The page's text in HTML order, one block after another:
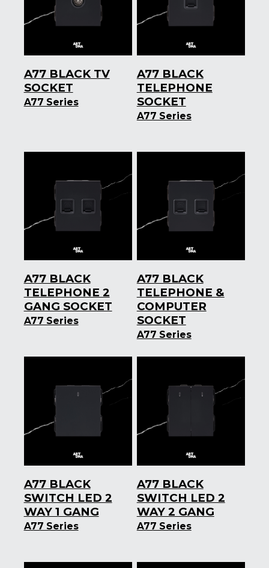
A77 BLACK TV
SOCKET
A77 Series
A77 BLACK
TELEPHONE
SOCKET
A77 Series
A77 BLACK
TELEPHONE 2
GANG SOCKET
A77 Series
A77 BLACK
TELEPHONE &
COMPUTER
SOCKET
A77 Series
A77 BLACK
SWITCH LED 2
WAY 1 GANG
A77 Series
A77 BLACK
SWITCH LED 2
WAY 2 GANG
A77 Series